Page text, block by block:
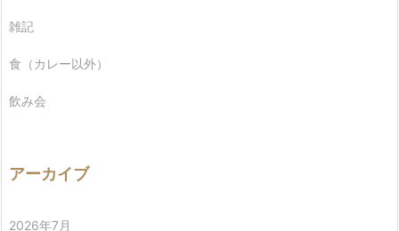
雑記
食（カレー以外）
飲み会
アーカイブ
2026年7月